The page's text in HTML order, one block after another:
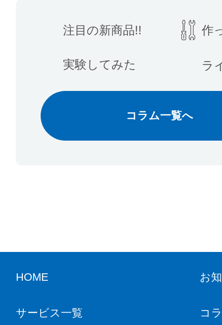
注目の新商品!! 作
実験してみた ラ
コラム一覧へ
HOME
サービス一覧
お
コ